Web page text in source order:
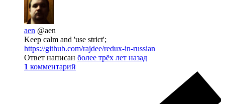
aen @aen
Keep calm and 'use strict';
https://github.com/rajdee/redux-in-russian
Ответ написан более трёх лет назад
1 комментарий